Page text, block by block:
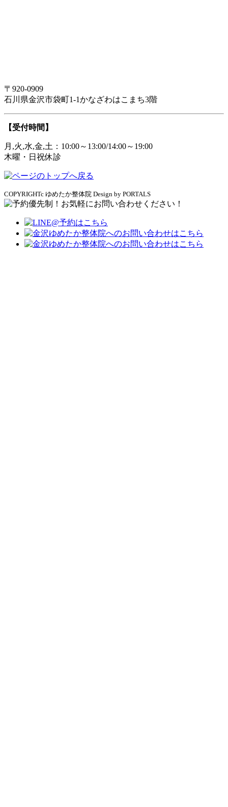
〒920-0909
石川県金沢市袋町1-1かなざわはこまち3階
【受付時間】
月,火,水,金,土：10:00～13:00/14:00～19:00
木曜・日祝休診
COPYRIGHTc ゆめたか整体院 Design by PORTALS